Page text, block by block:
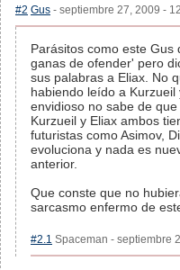
#2 Gus - septiembre 27, 2009 -
Parásitos como este Gus
ganas de ofender' pero
sus palabras a Eliax. No
habiendo leído a
envidioso no sabe de
Kurzueil y Eliax ambos
futuristas como Asimov,
evoluciona y nada es
anterior.
Que conste que no
sarcasmo enfermo de
#2.1 Spaceman - septiembre